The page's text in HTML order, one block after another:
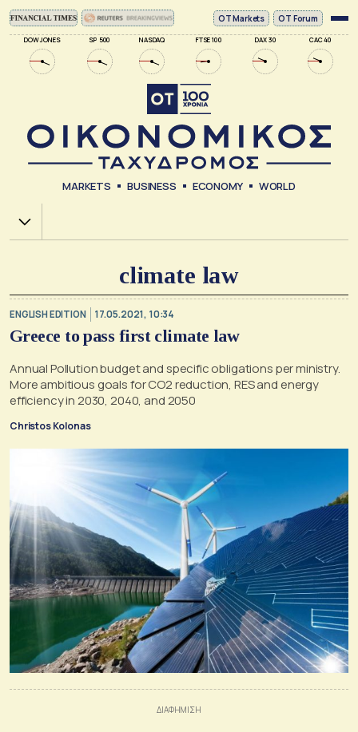
DOW JONES SP 500 NASDAQ FTSE 100 DAX 30 CAC 40
ΟΤ Markets OT Forum
MARKETS BUSINESS ECONOMY WORLD
Χ.Α.
climate law
ENGLISH EDITION 17.05.2021, 10:34
Greece to pass first climate law
Annual Pollution budget and specific obligations per ministry.
More ambitious goals for CO2 reduction, RES and energy
efficiency in 2030, 2040, and 2050
Christos Kolonas